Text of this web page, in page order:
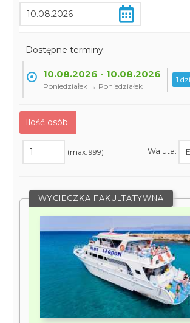
Dostępne terminy:
10.08.2026 - 10.08.2026
Poniedziałek → Poniedziałek
1
Ilość osób:
(max. 999) Waluta:
WYCIECZKA FAKULTATYWNA